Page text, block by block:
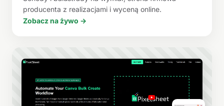
producenta z realizacjami i wyceną online.
Zobacz na żywo →